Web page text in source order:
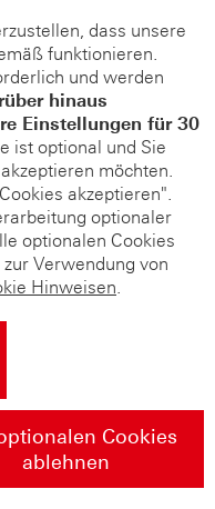
dass unsere
funktionieren.
und werden
hinaus
Einstellungen für 30
ist optional und Sie
möchten.
akzeptieren".
optionaler
optionalen Cookies
Verwendung von
Hinweisen.
Cookies
ablehnen